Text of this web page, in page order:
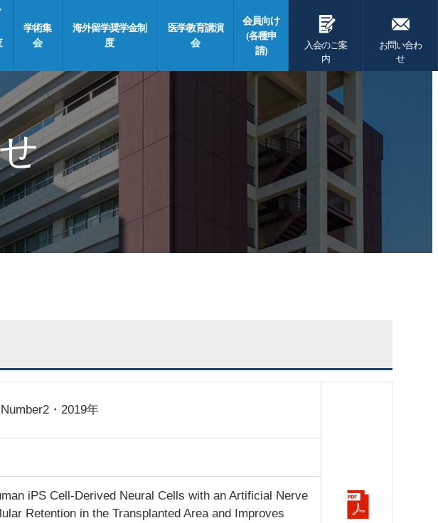
学術集
会
海外留学奨学金制
度
医学教育講演
会
会員向け
(各種申
請)
G
入会のご案
内
F
お問い合わ
せ
・2019年
iPS Cell-Derived Neural Cells with an Artificial Nerve
Retention in the Transplanted Area and Improves